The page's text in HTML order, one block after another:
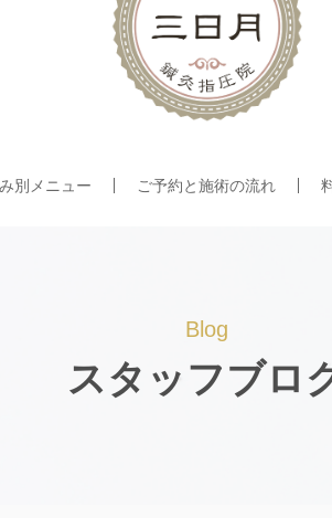
別メニュー ご予約と施術の流れ
Blog
スタッフブロ